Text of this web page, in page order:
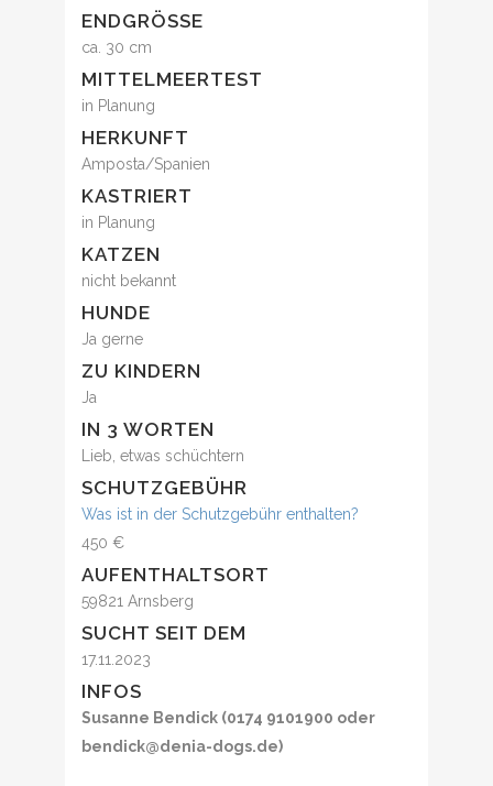
ENDGRÖSSE
ca. 30 cm
MITTELMEERTEST
in Planung
HERKUNFT
Amposta/Spanien
KASTRIERT
in Planung
KATZEN
nicht bekannt
HUNDE
Ja gerne
ZU KINDERN
Ja
IN 3 WORTEN
Lieb, etwas schüchtern
SCHUTZGEBÜHR
Was ist in der Schutzgebühr enthalten?
450 €
AUFENTHALTSORT
59821 Arnsberg
SUCHT SEIT DEM
17.11.2023
INFOS
Susanne Bendick (0174 9101900 oder
bendick@denia-dogs.de)